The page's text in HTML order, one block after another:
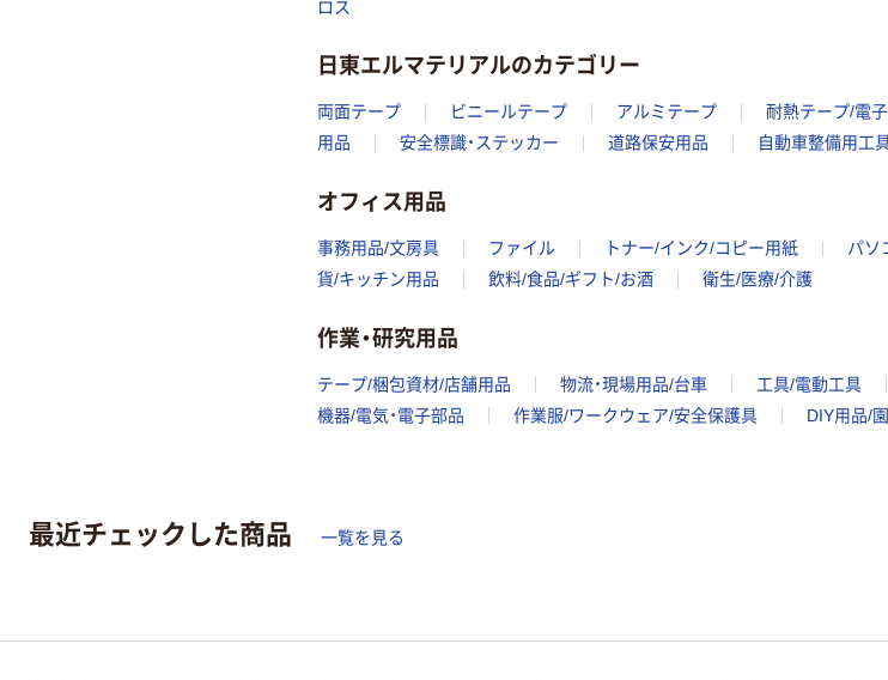
ロス
日東エルマテリアルのカテゴリー
両面テープ ビニールテープ アルミテープ 耐熱テープ/電
用品
安全標識・ステッカー 道路保安用品 自動車整備用工
オフィス用品
事務用品/文房具 ファイル トナー/インク/コピー用紙 パソ
貨/キッチン用品
飲料/食品/ギフト/お酒 衛生/医療/介護
作業・研究用品
テープ/梱包資材/店舗用品 物流・現場用品/台車 工具/電動工具
機器/電気・電子部品
作業服/ワークウェア/安全保護具 DIY用品/
最近チェックした商品 一覧を見る